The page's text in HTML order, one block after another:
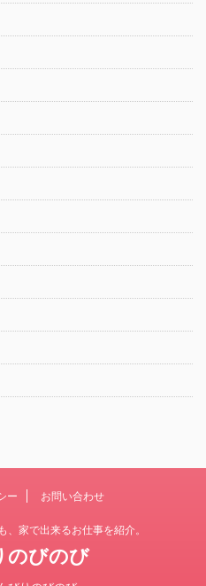
ー お問い合わせ
家で出来るお仕事を紹介。
のびのび